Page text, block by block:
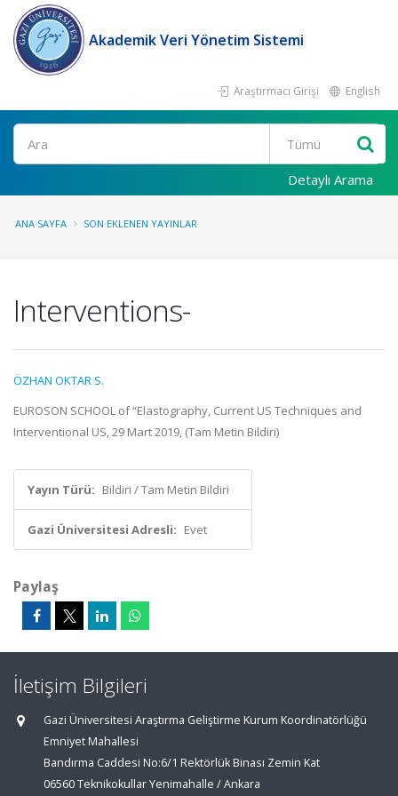
Akademik Veri Yönetim Sistemi
Araştırmacı Girişi English
Ara
Detaylı Arama
ANA SAYFA SON EKLENEN YAYINLAR
Interventions-
ÖZHAN OKTAR S.
EUROSON SCHOOL of “Elastography, Current US Techniques and
Interventional US, 29 Mart 2019, (Tam Metin Bildiri)
Yayın Türü: Bildiri / Tam Metin Bildiri
Gazi Üniversitesi Adresli: Evet
Paylaş
İletişim Bilgileri
Gazi Üniversitesi Araştırma Geliştirme Kurum Koordinatörlüğü
Emniyet Mahallesi
Bandırma Caddesi No:6/1 Rektörlük Binası Zemin Kat
06560 Teknikokullar Yenimahalle / Ankara